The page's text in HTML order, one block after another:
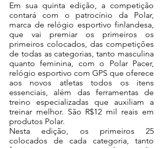
Em sua quinta edição, a competição
contará com o patrocínio da Polar,
marca de relógio esportivo finlandesa,
que vai premiar os primeiros os
primeiros colocados, das competições
de todas as categorias, tanto masculina
quanto feminina, com o Polar Pacer,
relógio esportivo com GPS que oferece
aos novos atletas todos os itens
essenciais, além das ferramentas de
treino especializadas que auxiliam a
treinar melhor. São R$12 mil reais em
produtos Polar.
Nesta edição, os primeiros 25
colocados de cada categoria, tanto